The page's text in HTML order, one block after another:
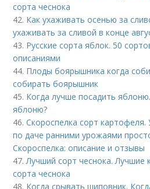
сорта чеснока
42. Как ухаживать осенью за
ухаживать за сливой в конце
43. Русские сорта яблок. 50
описаниями
44. Плоды боярышника когда
собирать боярышник
45. Когда лучше посадить
яблоню?
46.Скороспелка сорт картофеля.
по даче ранними урожаями
Скороспелка: описание и отзывы
47.Лучший сорт чеснока. Лучшие
сорта чеснока
48. Когда срывать шиповник.